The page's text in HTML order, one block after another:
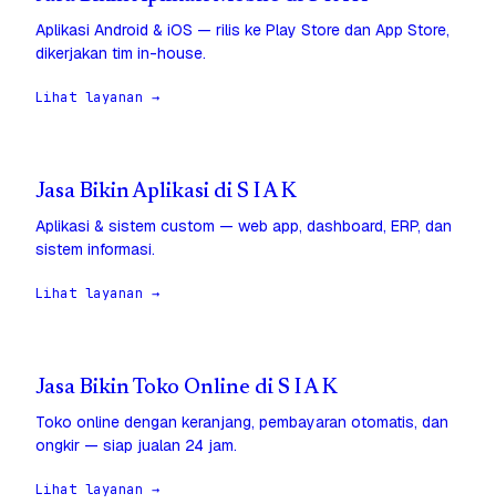
Aplikasi Android & iOS — rilis ke Play Store dan App Store,
dikerjakan tim in-house.
Lihat layanan →
Jasa Bikin Aplikasi di S I A K
Aplikasi & sistem custom — web app, dashboard, ERP, dan
sistem informasi.
Lihat layanan →
Jasa Bikin Toko Online di S I A K
Toko online dengan keranjang, pembayaran otomatis, dan
ongkir — siap jualan 24 jam.
Lihat layanan →